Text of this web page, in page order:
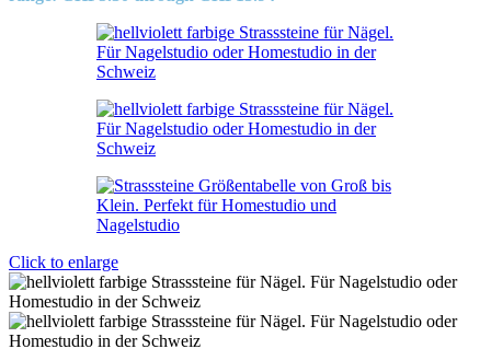
Click to enlarge